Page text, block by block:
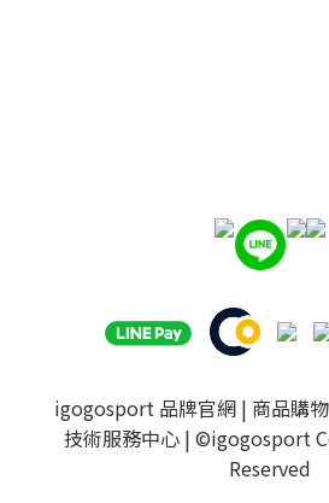
igogosport 品牌官網 | 商品購物
技術服務中心 | ©igogosport
Reserved